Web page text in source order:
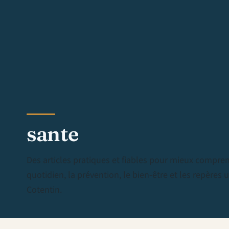
sante
Des articles pratiques et fiables pour mieux
quotidien, la prévention, le bien-être et les repères
Cotentin.